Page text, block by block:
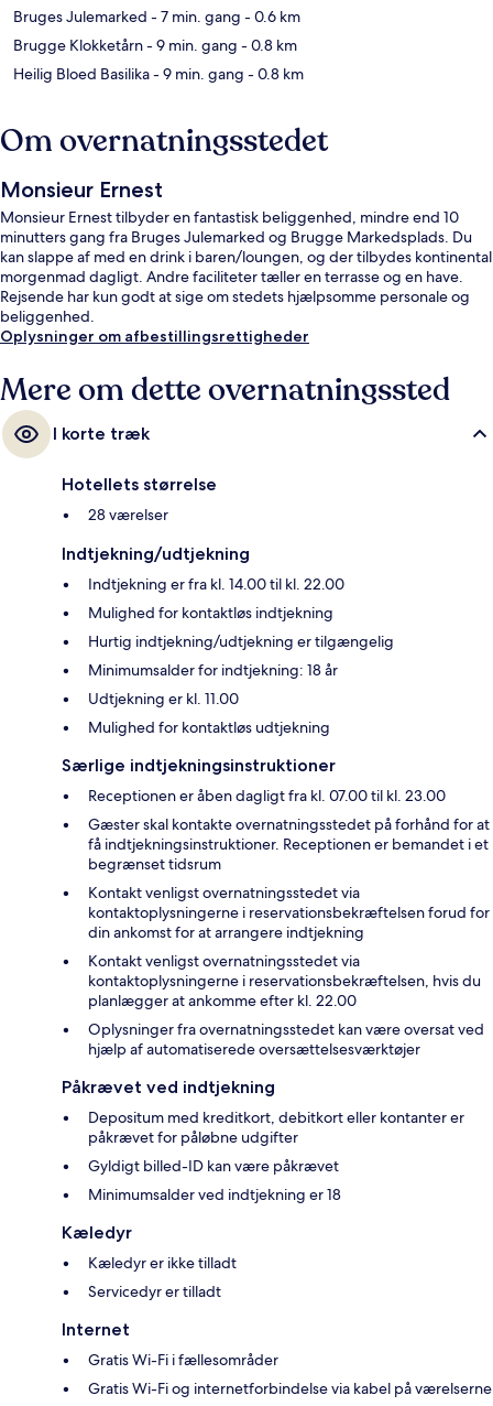
Bruges Julemarked - 7 min. gang - 0.6 km
Brugge Klokketårn- 9 min. gang - 0.8 km
Heilig Bloed Basilika- 9 min. gang - 0.8 km
Om overnatningsstedet
Monsieur Ernest
Monsieur Ernest tilbyder en fantastisk beliggenhed, mindre end 10
minutters gang fra Bruges Julemarked og Brugge Markedsplads. Du
kan slappe af med en drink i baren/loungen, og der tilbydes kontinental
morgenmad dagligt. Andre faciliteter tæller en terrasse og en have.
Rejsende har kun godt at sige om stedets hjælpsomme personale og
beliggenhed.
Oplysninger om afbestillingsrettigheder
Mere om dette overnatningssted
I korte træk
Hotellets størrelse
28 værelser
Indtjekning/udtjekning
Indtjekning er fra kl. 14.00 til kl. 22.00
Mulighed for kontaktløs indtjekning
Hurtig indtjekning/udtjekning er tilgængelig
Minimumsalder for indtjekning: 18 år
Udtjekning er kl. 11.00
Mulighed for kontaktløs udtjekning
Særlige indtjekningsinstruktioner
Receptionen er åben dagligt fra kl. 07.00 til kl. 23.00
Gæster skal kontakte overnatningsstedet på forhånd for at
få indtjekningsinstruktioner. Receptionen er bemandet i et
begrænset tidsrum
Kontakt venligst overnatningsstedet via
kontaktoplysningerne i reservationsbekræftelsen forud for
din ankomst for at arrangere indtjekning
Kontakt venligst overnatningsstedet via
kontaktoplysningerne i reservationsbekræftelsen, hvis du
planlægger at ankomme efter kl. 22.00
Oplysninger fra overnatningsstedet kan være oversat ved
hjælp af automatiserede oversættelsesværktøjer
Påkrævet ved indtjekning
Depositum med kreditkort, debitkort eller kontanter er
påkrævet for påløbne udgifter
Gyldigt billed-ID kan være påkrævet
Minimumsalder ved indtjekning er 18
Kæledyr
Kæledyr er ikke tilladt
Servicedyr er tilladt
Internet
Gratis Wi-Fi i fællesområder
Gratis Wi-Fi og internetforbindelse via kabel på værelserne